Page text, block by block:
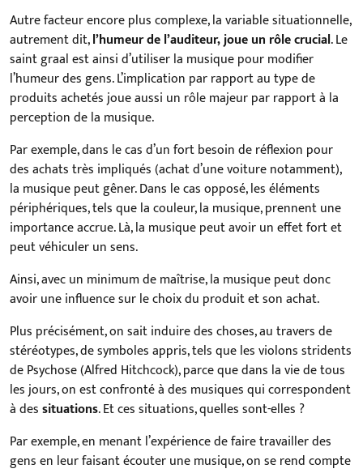
Autre facteur encore plus complexe, la variable situationnelle,
autrement dit,l’humeur de l’auditeur, joue un rôle crucial. Le
saint graal est ainsi d’utiliser la musique pour modifier
l’humeur des gens. L’implication par rapport au type de
produits achetés joue aussi un rôle majeur par rapport à la
perception de la musique.
Par exemple, dans le cas d’un fort besoin de réflexion pour
des achats très impliqués (achat d’une voiture notamment),
la musique peut gêner. Dans le cas opposé, les éléments
périphériques, tels que la couleur, la musique, prennent une
importance accrue. Là, la musique peut avoir un effet fort et
peut véhiculer un sens.
Ainsi, avec un minimum de maîtrise, la musique peut donc
avoir une influence sur le choix du produit et son achat.
Plus précisément, on sait induire des choses, au travers de
stéréotypes, de symboles appris, tels que les violons stridents
de Psychose (Alfred Hitchcock), parce que dans la vie de tous
les jours, on est confronté à des musiques qui correspondent
à dessituations. Et ces situations, quelles sont-elles ?
Par exemple, en menant l’expérience de faire travailler des
gens en leur faisant écouter une musique, on se rend compte